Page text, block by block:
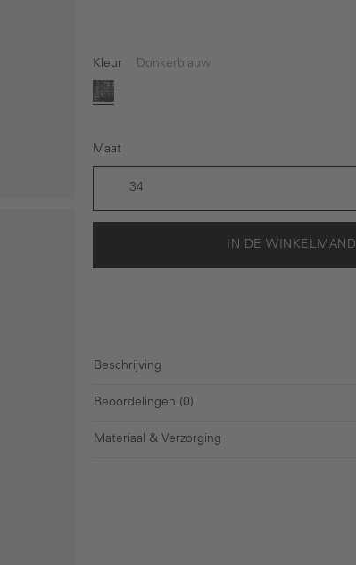
Kleur Donkerblauw
Donkerblauw
Maat
34
IN DE WINKELMAND
Beschrijving
Beoordelingen (0)
Materiaal & Verzorging